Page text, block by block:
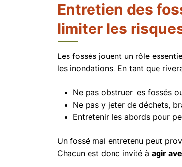
Entretien des
limiter les
Les fossés jouent un rôle
les inondations. En tant que
Ne pas obstruer les fossés
Ne pas y jeter de déchets,
Entretenir les abords pour
Un fossé mal entretenu peut
Chacun est donc invité à agir